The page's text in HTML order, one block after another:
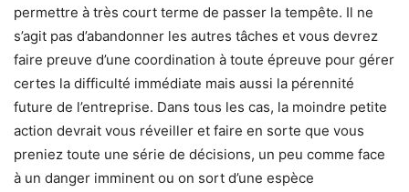
permettre à très court terme de passer la tempête. Il ne
s’agit pas d’abandonner les autres tâches et vous devrez
faire preuve d’une coordination à toute épreuve pour gérer
certes la difficulté immédiate mais aussi la pérennité
future de l’entreprise. Dans tous les cas, la moindre petite
action devrait vous réveiller et faire en sorte que vous
preniez toute une série de décisions, un peu comme face
à un danger imminent ou on sort d’une espèce